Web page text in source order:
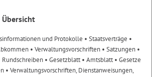
Übersicht
und Protokolle • Staatsverträge •
• Verwaltungsvorschriften • Satzungen •
Rundschreiben • Gesetzblatt• Amtsblatt• Gesetze
• Verwaltungsvorschriften, Dienstanweisungen,